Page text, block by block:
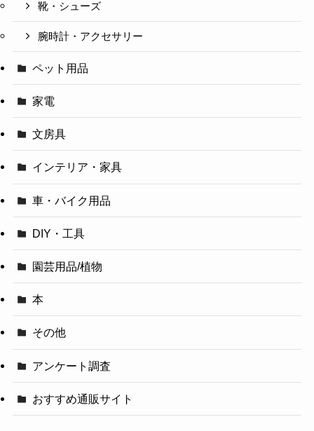
靴・シューズ
腕時計・アクセサリー
ペット用品
家電
文房具
インテリア・家具
車・バイク用品
DIY・工具
園芸用品/植物
本
その他
アンケート調査
おすすめ通販サイト